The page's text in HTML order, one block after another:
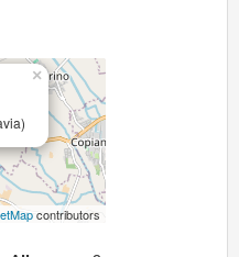
×
contributors